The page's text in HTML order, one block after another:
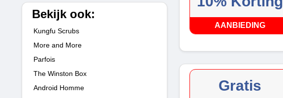
Bekijk ook:
Kungfu Scrubs
More and More
Parfois
The Winston Box
Android Homme
AANBIEDING
Gratis